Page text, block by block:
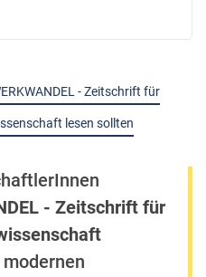
- Zeitschrift für
lesen sollten
- Zeitschrift für